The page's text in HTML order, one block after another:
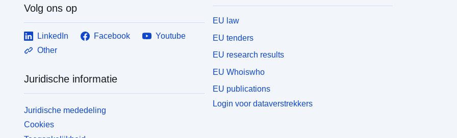
Volg ons op
LinkedIn Facebook
Youtube
Other
Juridische informatie
Juridische mededeling
Cookies
EU law
EU tenders
EU research results
EU Whoiswho
EU publications
Login voor dataverstrekkers